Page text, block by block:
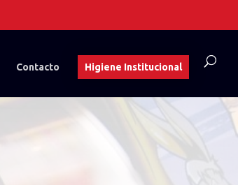
Contacto Higiene Institucional